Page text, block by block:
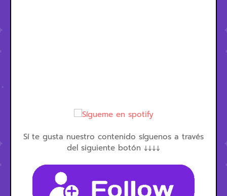
Sí te gusta nuestro contenido síguenos a través
del siguiente botón ↓↓↓↓